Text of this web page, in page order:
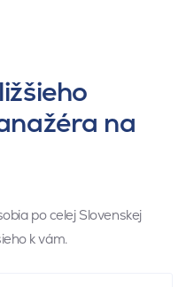
na
po celej Slovenskej
k vám.